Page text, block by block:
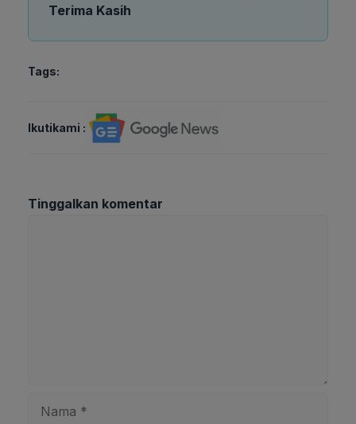
Terima Kasih
Tags:
Ikutikami :
Tinggalkan komentar